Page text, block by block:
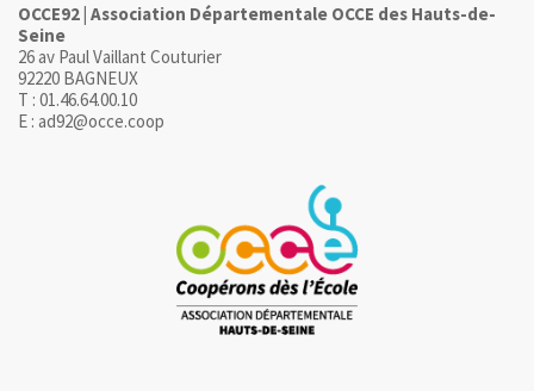
OCCE92 | Association Départementale OCCE des Hauts-de-
Seine
26 av Paul Vaillant Couturier
92220 BAGNEUX
T : 01.46.64.00.10
E : ad92@occe.coop